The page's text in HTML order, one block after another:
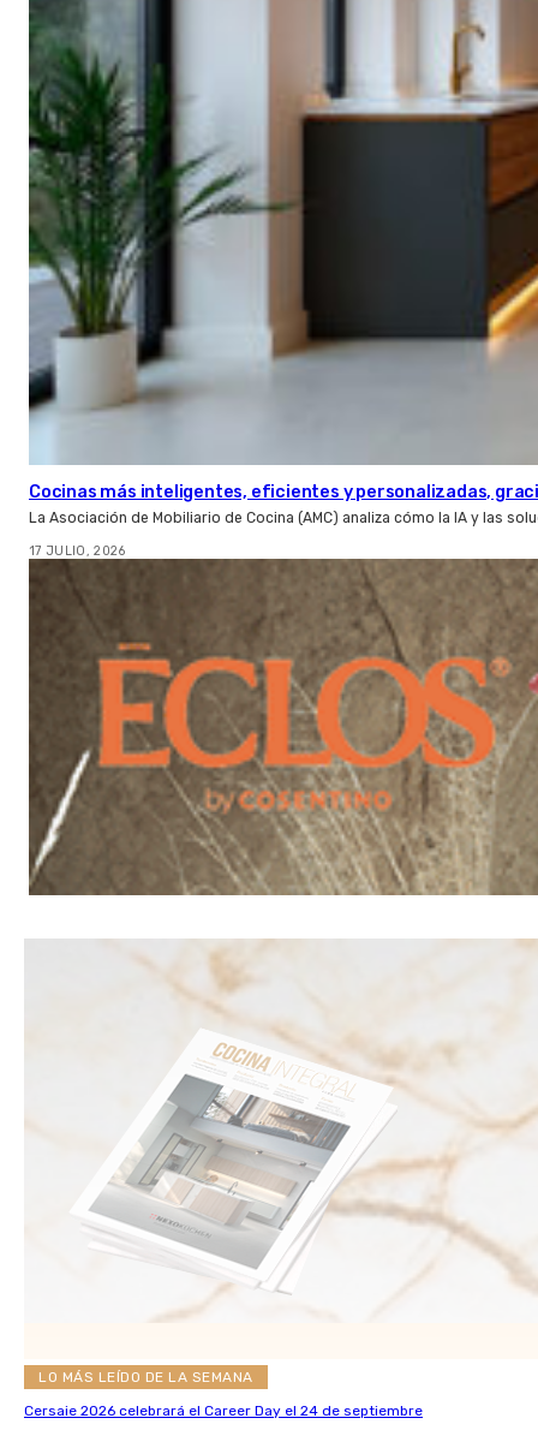
Cocinas más inteligentes, eficientes y personalizadas,
La Asociación de Mobiliario de Cocina (AMC) analiza cómo la IA y las
17 JULIO, 2026
LO MÁS LEÍDO DE LA SEMANA
Cersaie 2026 celebrará el Career Day el 24 de septiembre